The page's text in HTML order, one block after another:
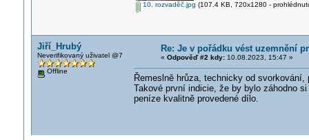
10. rozvaděč.jpg (107.4 KB, 720x1280 -
Jiří_Hrubý
Neverifikovaný uživatel @7
Offline
Re: Je v pořádku vést uzemnění
« Odpověď #2 kdy:10.08.2023, 15:47 »
Řemeslně hrůza, technicky od
Takové první indicie, že by bylo záhodno
peníze kvalitně provedené dílo.